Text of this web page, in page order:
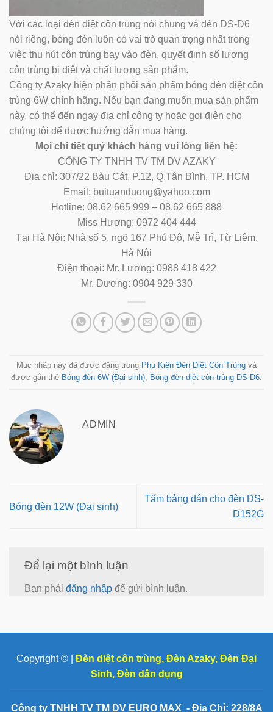
Với các loại đèn diệt côn trùng nói chung và đèn DS-D6
nói riêng, bóng đèn luôn có vai trò quan trọng nhất trong
việc thu hút côn trùng bay vào đèn, quyết định số lượng
côn trùng bị diệt và chất lượng sản phẩm.
Công ty Azaky hiện phân phối sản phẩm bóng đèn diệt côn
trùng 6W chính hãng. Nếu bạn đang muốn mua sản phẩm
này, có thể đến ngay địa chỉ công ty hoặc gọi điện cho
chúng tôi để được hướng dẫn mua hàng.
Mọi chi tiết quý khách hàng vui lòng liên hệ:
CÔNG TY TNHH TV TM DV AZAKY
Địa chỉ: 307/22 Bàu Cát, P.12, Q.Tân Bình, TP. HCM
Email: buituanduong@yahoo.com
Hotline: 08.62 665 999 – 08.62 665 888
Miss Hương: 0972 404 444
Tại Hà Nội: Nhà số 5, ngõ 167 Phú Đô, Mễ Trì, Từ Liêm,
Hà Nội
Điện thoại: Mr. Lương: 0988 418 422
Mr. Dương: 0904 929 330
Mục nhập này đã được đăng trong Phụ Kiện Đèn Diệt Côn Trùng và
được gắn thẻ Bóng đèn 6W (Đại sinh), Bóng đèn diệt côn trùng DS-D6.
ADMIN
Bóng đèn 12W (Đại sinh)
Tấm bảng dán cho đèn DS-
D152G
Để lại một bình luận
Bạn phải đăng nhập để gửi bình luận.
Copyright © | Đèn diệt côn trùng, Đèn Azaky, Đèn Đại
Sinh, Đèn dân dụng
Công ty TNHH TV TM DV EURO MAX - Địa Chỉ: 228/8A